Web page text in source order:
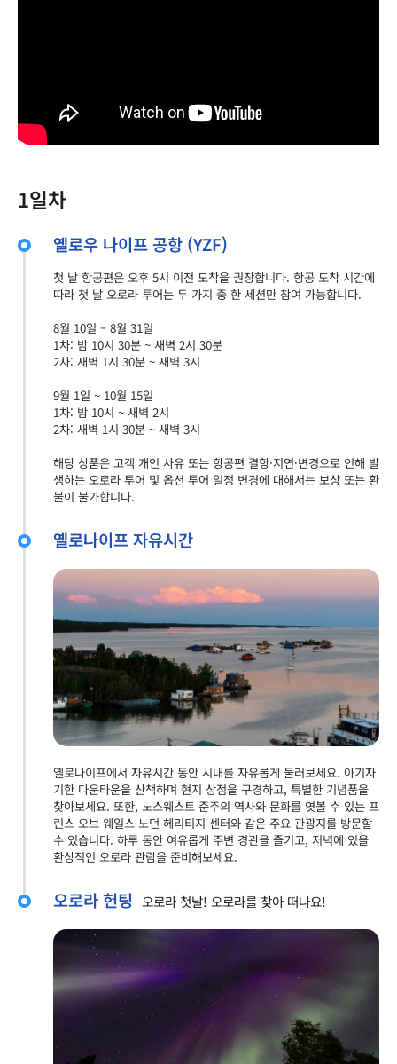
1일차
옐로우 나이프 공항 (YZF)
첫 날 항공편은 오후 5시 이전 도착을 권장합니다. 항공 도착 시간에
따라 첫 날 오로라 투어는 두 가지 중 한 세션만 참여 가능합니다.
8월 10일 – 8월 31일
1차: 밤 10시 30분 ~ 새벽 2시 30분
2차: 새벽 1시 30분 ~ 새벽 3시
9월 1일 ~ 10월 15일
1차: 밤 10시 ~ 새벽 2시
2차: 새벽 1시 30분 ~ 새벽 3시
해당 상품은 고객 개인 사유 또는 항공편 결항·지연·변경으로 인해 발
생하는 오로라 투어 및 옵션 투어 일정 변경에 대해서는 보상 또는 환
불이 불가합니다.
옐로나이프 자유시간
옐로나이프에서 자유시간 동안 시내를 자유롭게 둘러보세요. 아기자
기한 다운타운을 산책하며 현지 상점을 구경하고, 특별한 기념품을
찾아보세요. 또한, 노스웨스트 준주의 역사와 문화를 엿볼 수 있는 프
린스 오브 웨일스 노던 헤리티지 센터와 같은 주요 관광지를 방문할
수 있습니다. 하루 동안 여유롭게 주변 경관을 즐기고, 저녁에 있을
환상적인 오로라 관람을 준비해보세요.
오로라 헌팅 오로라 첫날! 오로라를 찾아 떠나요!